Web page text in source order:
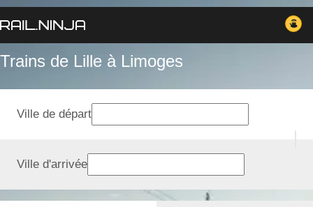
Trains de Lille à Limoges
Ville de départ
Ville d'arrivée